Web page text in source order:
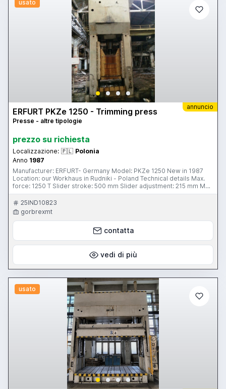
usato
annuncio
ERFURT PKZe 1250 - Trimming press
Presse - altre tipologie
prezzo su richiesta
Localizzazione: 🇵🇱 Polonia
Anno 1987
Manufacturer: ERFURT- Germany Model: PKZe 1250 New in 1987
Location: our Workhaus in Rudniki - Poland Technical details Max.
force: 1250 T Slider stroke: 500 mm Slider adjustment: 215 mm Max.
shut height between bolster and slider: 860 mm Table area: 1600 x
1850 mm Slider size: 1300 x 1400 mm Opening in the table: 1100 x
1100 mm Main motor power: 90 kW Cushion force: 2000 KN
Cushion stroke: 200 mm Height above floor: 7900 mm Press
25IND10823
gorbrexmt
contatta
vedi di più
usato